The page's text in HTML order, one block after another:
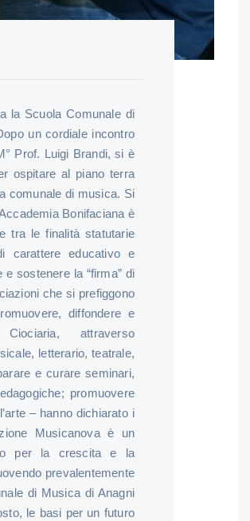
la Scuola Comunale di
un cordiale incontro
Prof. Luigi Brandi, si è
ospitare al piano terra
comunale di musica. Si
Bonifaciana è
tra le finalità statutarie
carattere educativo e
sostenere la “firma” di
che si prefiggono
diffondere e
attraverso
letterario, tea­trale,
e curare seminari,
promuovere
– hanno dichiarato i
Musicanova è un
per la crescita e la
prevalentemente
di Musica di Anagni
le basi per un futuro